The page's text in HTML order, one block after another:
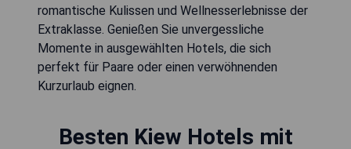
romantische Kulissen und Wellnesserlebnisse der
Extraklasse. Genießen Sie unvergessliche
Momente in ausgewählten Hotels, die sich
perfekt für Paare oder einen verwöhnenden
Kurzurlaub eignen.
Besten Kiew Hotels mit